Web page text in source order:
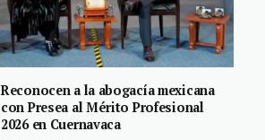
Reconocen a la abogacía mexicana
con Presea al Mérito Profesional
2026 en Cuernavaca